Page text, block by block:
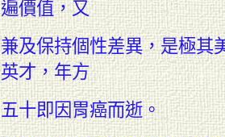
遍價值，又
兼及保持個性差異，是極其
英才，年方
五十即因胃癌而逝。